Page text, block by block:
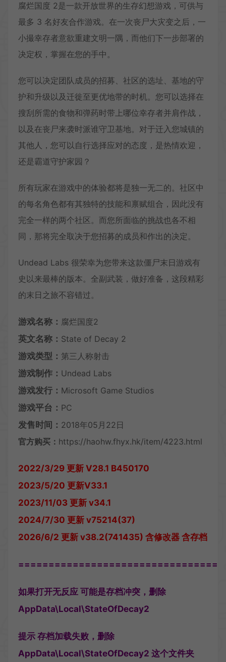
腐烂国度 2是一款开放世界的生存幻想游戏，可供与
最多 3 名好友合作游戏。在一次丧尸大灾变之后，一
小撮幸存者意欲重建文明一隅，而他们下一步部署的
决定权，掌握在您的手中。
您可以决定团队成员的招募、社区的选址、基地的守
护和升级以及迁徙至更优地带的时机。您可以选择在
搜刮所需的食物和弹药时带上哪位幸存者并肩作战，
以及在丧尸来袭时派谁守卫基地。对于迁入您城镇的
其他人，您可以自行选择应对的态度，是热情欢迎，
还是霸道守护家园？
所有玩家在游戏中的体验都将是独一无二的。社区中
的每名角色都有其独特的技能和禀赋组合，因此没有
完全一样的两个社区。而您所面临的挑战也各不相
同，那将完全取决于您招募的成员和作出的决定。
Undead Labs 很荣幸为您带来这款僵尸末日游戏有
史以来最棒的版本。全副武装，做好准备，这段精彩
的末日之旅不容错过。
游戏名称： 腐烂国度2
英文名称： State of Decay 2
游戏类型： 第三人称射击
游戏制作： Undead Labs
游戏发行： Microsoft Game Studios
游戏平台： PC
发售时间： 2018年05月22日
官方购买： https://haohw.fhyx.hk/item/4223.html
2022/3/29 更新 V28.1 B450170
2023/5/20 更新V33.1
2023/11/03 更新 v34.1
2024/7/30 更新 v75214(37)
2026/6/2 更新 v38.2(741435) 含修改器 含存档
如果打开无反应 可能是存档冲突，删除
AppData\Local\StateOfDecay2
提示 存档加载失败，删除
AppData\Local\StateOfDecay2 这个文件夹